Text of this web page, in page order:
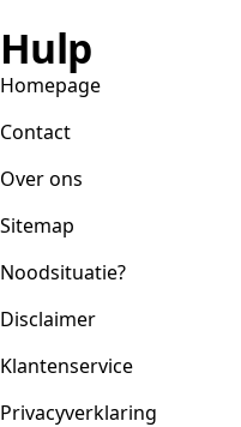
Hulp
Homepage
Contact
Over ons
Sitemap
Noodsituatie?
Disclaimer
Klantenservice
Privacyverklaring